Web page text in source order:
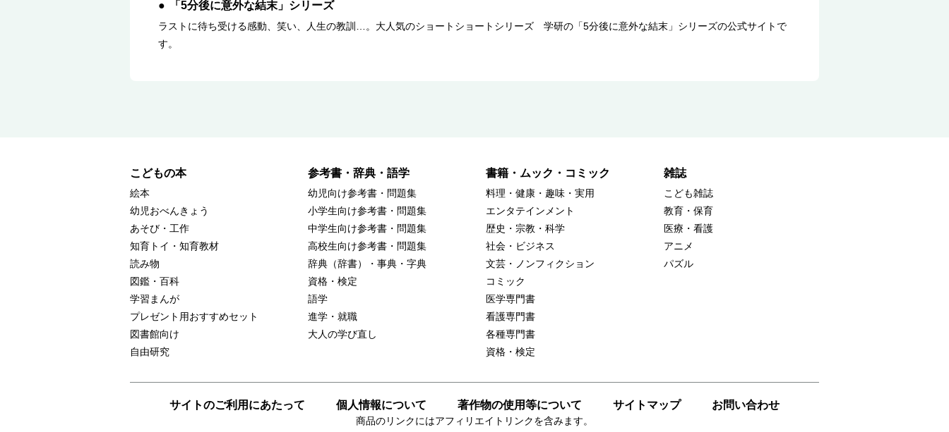
「5分後に意外な結末」シリーズ
ラストに待ち受ける感動、笑い、人生の教訓…。大人気のショートショートシリーズ 学研の「5分後に意外な結末」シリーズの公式サイトで
す。
こどもの本
絵本
幼児おべんきょう
あそび・工作
知育トイ・知育教材
読み物
図鑑・百科
学習まんが
プレゼント用おすすめセット
図書館向け
自由研究
参考書・辞典・語学
幼児向け参考書・問題集
小学生向け参考書・問題集
中学生向け参考書・問題集
高校生向け参考書・問題集
辞典（辞書）・事典・字典
資格・検定
語学
進学・就職
大人の学び直し
書籍・ムック・コミック
料理・健康・趣味・実用
エンタテインメント
歴史・宗教・科学
社会・ビジネス
文芸・ノンフィクション
コミック
医学専門書
看護専門書
各種専門書
資格・検定
雑誌
こども雑誌
教育・保育
医療・看護
アニメ
パズル
サイトのご利用にあたって 個人情報について 著作物の使用等について サイトマップ お問い合わせ
商品のリンクにはアフィリエイトリンクを含みます。